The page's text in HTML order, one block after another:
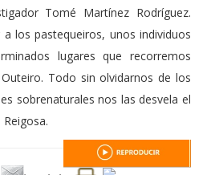
Tomé Martínez Rodríguez.
los pastequeiros, unos individuos
lugares que recorremos
Todo sin olvidarnos de los
sobrenaturales nos las desvela el